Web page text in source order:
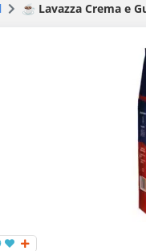
☕ Lavazza Crema e